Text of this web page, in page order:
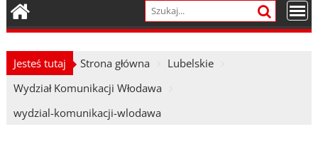
Jesteś tutaj Strona główna
Lubelskie
Wydział Komunikacji Włodawa
wydzial-komunikacji-wlodawa